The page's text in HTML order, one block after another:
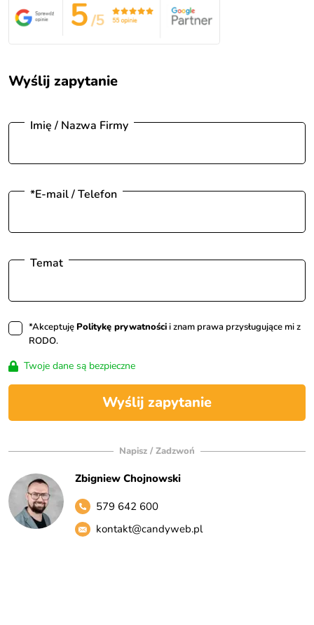
Wyślij zapytanie
Imię / Nazwa Firmy
*E-mail / Telefon
Temat
*Akceptuję Politykę prywatnościi znam prawa przysługujące mi z
RODO.
Twoje dane są bezpieczne
Wyślij zapytanie
Napisz / Zadzwoń
Zbigniew Chojnowski
579 642 600
kontakt@candyweb.pl